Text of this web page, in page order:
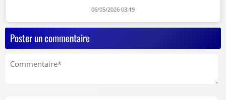
06/05/2026 03:19
Poster un commentaire